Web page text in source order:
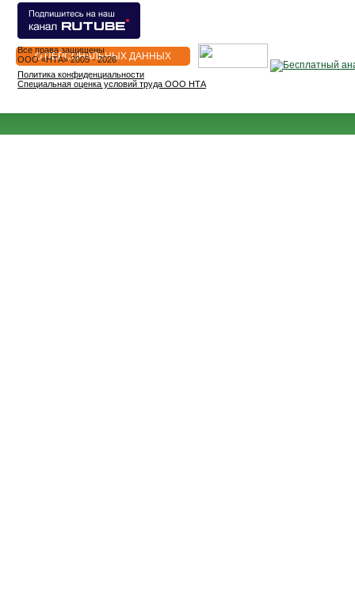
О ПЕРСОНАЛЬНЫХ ДАННЫХ
Все права защищены
OOO «НТА» 2005 - 2026
Политика конфиденциальности
Специальная оценка условий труда ООО НТА